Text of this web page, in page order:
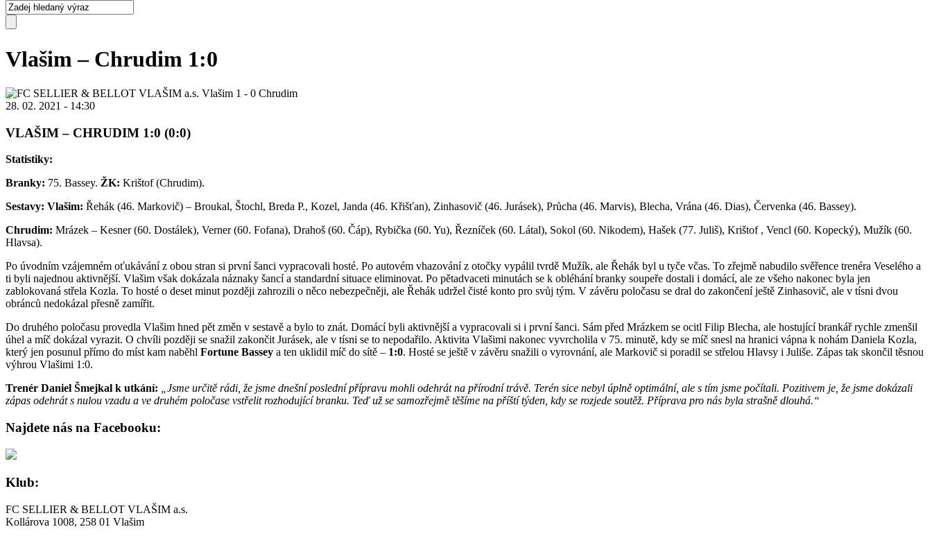
Vlašim – Chrudim 1:0
Vlašim 1 - 0 Chrudim
28. 02. 2021 - 14:30
VLAŠIM – CHRUDIM 1:0 (0:0)
Statistiky:
Branky: 75. Bassey. ŽK: Krištof (Chrudim).
Sestavy: Vlašim: Řehák (46. Markovič) – Broukal, Štochl, Breda P., Kozel, Janda (46. Křišťan), Zinhasovič (46. Jurásek), Průcha (46. Marvis), Blecha, Vrána (46. Dias), Červenka (46. Bassey).
Chrudim: Mrázek – Kesner (60. Dostálek), Verner (60. Fofana), Drahoš (60. Čáp), Rybička (60. Yu), Řezníček (60. Látal), Sokol (60. Nikodem), Hašek (77. Juliš), Krištof , Vencl (60. Kopecký), Mužík (60.
Hlavsa).
Po úvodním vzájemném oťukávání z obou stran si první šanci vypracovali hosté. Po autovém vhazování z otočky vypálil tvrdě Mužík, ale Řehák byl u tyče včas. To zřejmě nabudilo svěřence trenéra Veselého a
ti byli najednou aktivnější. Vlašim však dokázala náznaky šancí a standardní situace eliminovat. Po pětadvaceti minutách se k obléhání branky soupeře dostali i domácí, ale ze všeho nakonec byla jen
zablokovaná střela Kozla. To hosté o deset minut později zahrozili o něco nebezpečněji, ale Řehák udržel čisté konto pro svůj tým. V závěru poločasu se dral do zakončení ještě Zinhasovič, ale v tísni dvou
obránců nedokázal přesně zamířit.
Do druhého poločasu provedla Vlašim hned pět změn v sestavě a bylo to znát. Domácí byli aktivnější a vypracovali si i první šanci. Sám před Mrázkem se ocitl Filip Blecha, ale hostující brankář rychle zmenšil
úhel a míč dokázal vyrazit. O chvíli později se snažil zakončit Jurásek, ale v tísni se to nepodařilo. Aktivita Vlašimi nakonec vyvrcholila v 75. minutě, kdy se míč snesl na hranici vápna k nohám Daniela Kozla,
který jen posunul přímo do míst kam naběhl Fortune Bassey a ten uklidil míč do sítě – 1:0. Hosté se ještě v závěru snažili o vyrovnání, ale Markovič si poradil se střelou Hlavsy i Juliše. Zápas tak skončil těsnou
výhrou Vlašimi 1:0.
Trenér Daniel Šmejkal k utkání: „Jsme určitě rádi, že jsme dnešní poslední přípravu mohli odehrát na přírodní trávě. Terén sice nebyl úplně optimální, ale s tím jsme počítali. Pozitivem je, že jsme dokázali
zápas odehrát s nulou vzadu a ve druhém poločase vstřelit rozhodující branku. Teď už se samozřejmě těšíme na příští týden, kdy se rozjede soutěž. Příprava pro nás byla strašně dlouhá.“
Najdete nás na Facebooku:
Klub:
FC SELLIER & BELLOT VLAŠIM a.s.
Kollárova 1008, 258 01 Vlašim